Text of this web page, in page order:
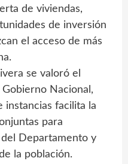
de viviendas,
de inversión
el acceso de más
se valoró el
Nacional,
instancias facilita la
para
Departamento y
la población.